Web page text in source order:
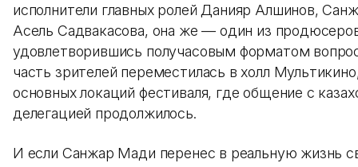
исполнители главных ролей Данияр Алшинов,
Асель Садвакасова, она же — один из
удовлетворившись получасовым форматом
часть зрителей переместилась в холл
основных локаций фестиваля, где общение с
делегацией продолжилось.
И если Санжар Мади перенес в реальную жизнь